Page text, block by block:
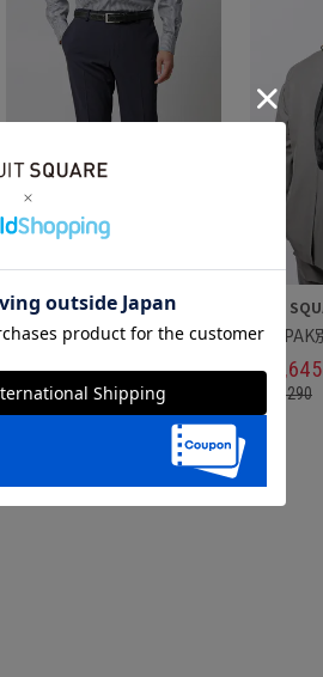
SUIT SQUARE／UNIVERSAL LANGUAGE
春夏／涼しい最高パンツ
￥7,689
￥ 7,645
15,290
履歴